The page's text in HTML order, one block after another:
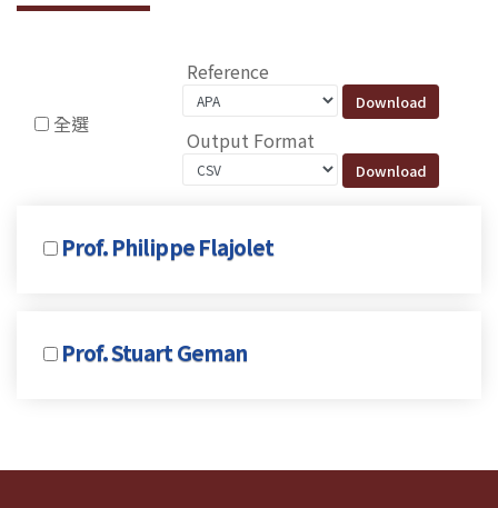
全選
Reference
Output Format
Prof. Philippe Flajolet
Prof. Stuart Geman